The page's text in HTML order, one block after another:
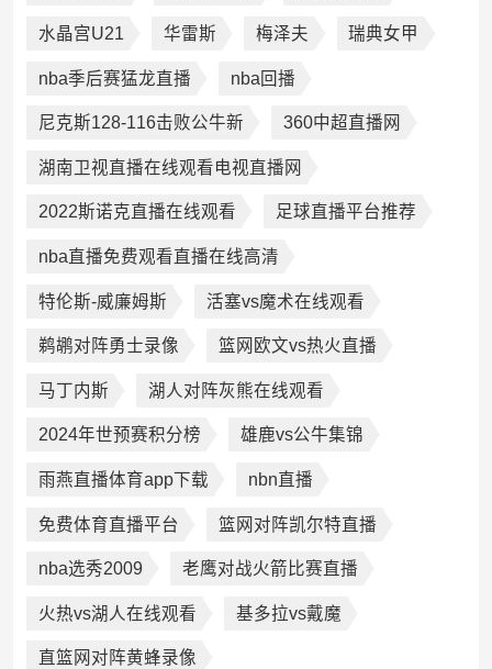
水晶宫U21 华雷斯 梅泽夫 瑞典女甲
nba季后赛猛龙直播 nba回播
尼克斯128-116击败公牛新 360中超直播网
湖南卫视直播在线观看电视直播网
2022斯诺克直播在线观看 足球直播平台推荐
nba直播免费观看直播在线高清
特伦斯-威廉姆斯 活塞vs魔术在线观看
鹈鹕对阵勇士录像 篮网欧文vs热火直播
马丁内斯 湖人对阵灰熊在线观看
2024年世预赛积分榜 雄鹿vs公牛集锦
雨燕直播体育app下载 nbn直播
免费体育直播平台 篮网对阵凯尔特直播
nba选秀2009 老鹰对战火箭比赛直播
火热vs湖人在线观看 基多拉vs戴魔
直篮网对阵黄蜂录像